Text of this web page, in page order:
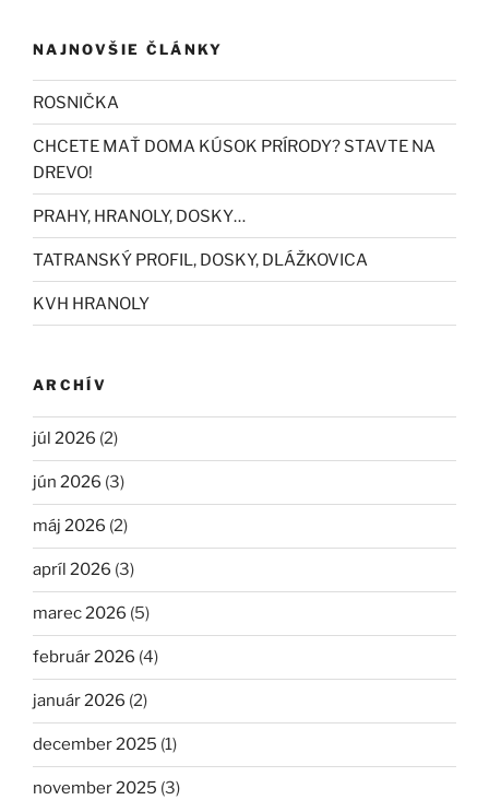
NAJNOVŠIE ČLÁNKY
ROSNIČKA
CHCETE MAŤ DOMA KÚSOK PRÍRODY? STAVTE NA
DREVO!
PRAHY, HRANOLY, DOSKY…
TATRANSKÝ PROFIL, DOSKY, DLÁŽKOVICA
KVH HRANOLY
ARCHÍV
júl 2026 (2)
jún 2026 (3)
máj 2026 (2)
apríl 2026 (3)
marec 2026 (5)
február 2026 (4)
január 2026 (2)
december 2025 (1)
november 2025 (3)